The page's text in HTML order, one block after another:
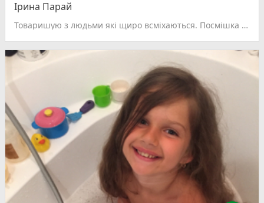
Ірина Парай
Товаришую з людьми які щиро всміхаються. Посмішка лікує все!